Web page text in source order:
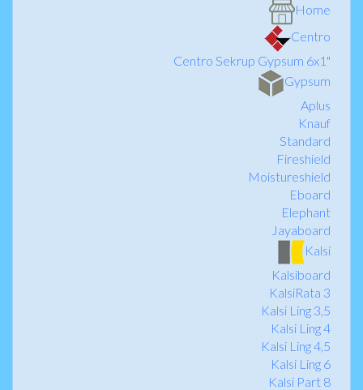
Home
Centro
Centro Sekrup Gypsum 6x1"
Gypsum
Aplus
Knauf
Standard
Fireshield
Moistureshield
Eboard
Elephant
Jayaboard
Kalsi
Kalsiboard
KalsiRata 3
Kalsi Ling 3,5
Kalsi Ling 4
Kalsi Ling 4,5
Kalsi Ling 6
Kalsi Part 8